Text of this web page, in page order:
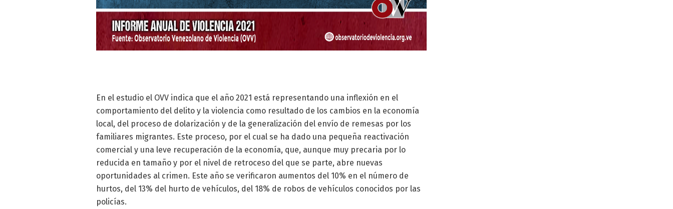
En el estudio el OVV indica que el año 2021 está representando una inflexión en el
comportamiento del delito y la violencia como resultado de los cambios en la economía
local, del proceso de dolarización y de la generalización del envío de remesas por los
familiares migrantes. Este proceso, por el cual se ha dado una pequeña reactivación
comercial y una leve recuperación de la economía, que, aunque muy precaria por lo
reducida en tamaño y por el nivel de retroceso del que se parte, abre nuevas
oportunidades al crimen. Este año se verificaron aumentos del 10% en el número de
hurtos, del 13% del hurto de vehículos, del 18% de robos de vehículos conocidos por las
policías.